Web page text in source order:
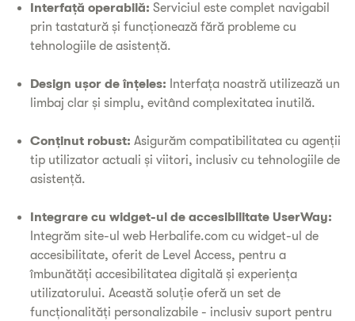
Interfață operabilă: Serviciul este complet navigabil
prin tastatură și funcționează fără probleme cu
tehnologiile de asistență.
Design ușor de înțeles: Interfața noastră utilizează un
limbaj clar și simplu, evitând complexitatea inutilă.
Conținut robust: Asigurăm compatibilitatea cu agenții
tip utilizator actuali și viitori, inclusiv cu tehnologiile de
asistență.
Integrare cu widget-ul de accesibilitate UserWay:
Integrăm site-ul web Herbalife.com cu widget-ul de
accesibilitate, oferit de Level Access, pentru a
îmbunătăți accesibilitatea digitală și experiența
utilizatorului. Această soluție oferă un set de
funcționalități personalizabile - inclusiv suport pentru